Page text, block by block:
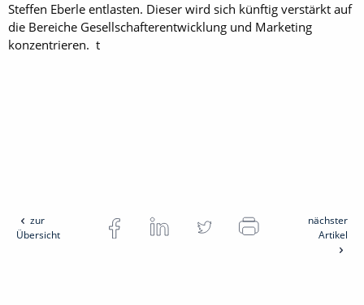
Steffen Eberle entlasten. Dieser wird sich künftig verstärkt auf
die Bereiche Gesellschafterentwicklung und Marketing
konzentrieren. t
zur
Übersicht
nächster
Artikel